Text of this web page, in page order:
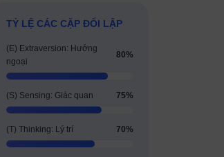
TỶ LỆ CÁC CẶP ĐỐI LẬP
(E) Extraversion: Hướng
ngoại
80%
(S) Sensing: Giác quan 75%
(T) Thinking: Lý trí 70%